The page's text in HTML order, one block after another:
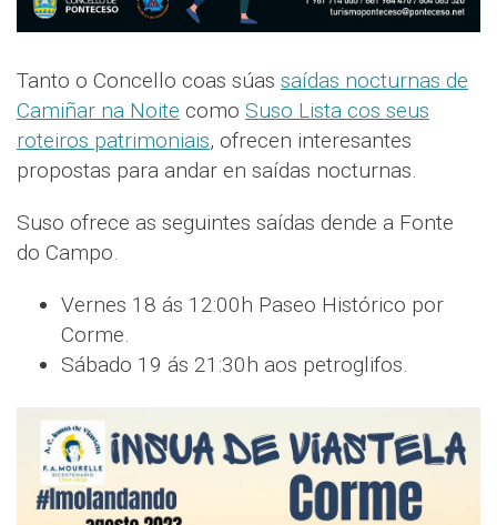
Tanto o Concello coas súas saídas nocturnas de
Camiñar na Noite como Suso Lista cos seus
roteiros patrimoniais, ofrecen interesantes
propostas para andar en saídas nocturnas.
Suso ofrece as seguintes saídas dende a Fonte
do Campo.
Vernes 18 ás 12:00h Paseo Histórico por
Corme.
Sábado 19 ás 21:30h aos petroglifos.